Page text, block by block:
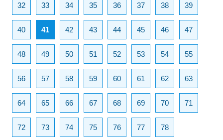
32 33 34 35 36 37 38 39
40 41 42 43 44 45 46 47
48 49 50 51 52 53 54 55
56 57 58 59 60 61 62 63
64 65 66 67 68 69 70 71
72 73 74 75 76 77 78